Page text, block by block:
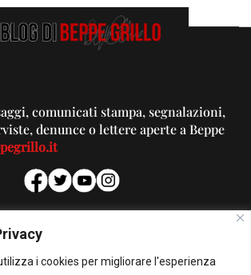
i cookies per migliorare l'esperienza
comunicati stampa, segnalazioni,
denunce o lettere aperte a Beppe
PUBBLICITA'
Per la tua pubblicità su questo Blog:
pubblicita@beppegrillo.it